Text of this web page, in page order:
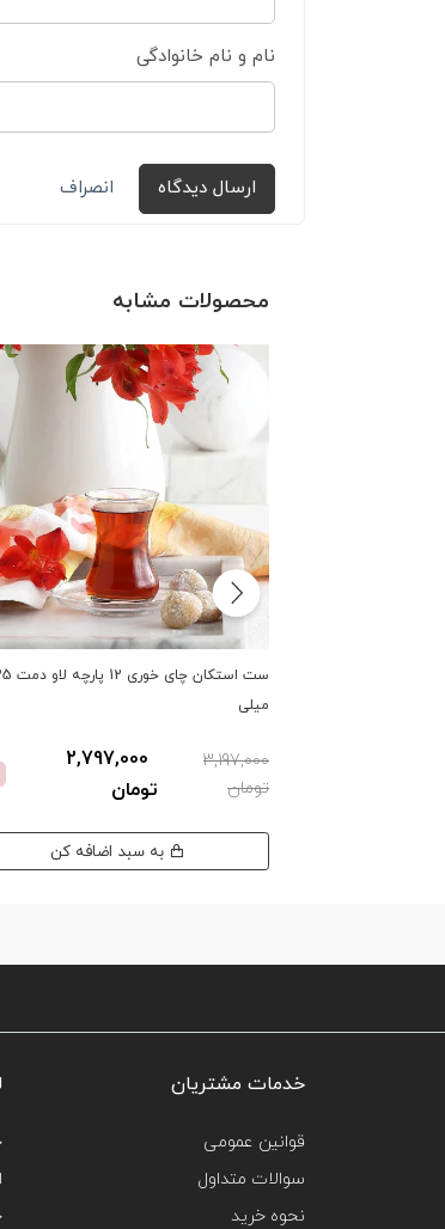
نام و نام خانوادگی
ارسال دیدگاه انصراف
محصولات مشابه
ست استکان چای
میلی
3,197,000
تومان
2,797,000
تومان
به سبد اضافه کن
خدمات مشتریان
قوانین عمومی
سوالات متداول
نحوه خرید